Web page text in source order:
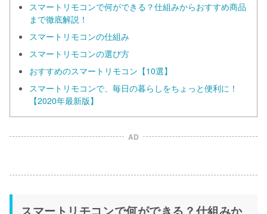
スマートリモコンで何ができる？仕組みからおすすめ商品
まで徹底解説！
スマートリモコンの仕組み
スマートリモコンの選び方
おすすめのスマートリモコン【10選】
スマートリモコンで、毎日の暮らしをちょっと便利に！
【2020年最新版】
AD
スマートリモコンで何ができる？仕組みか